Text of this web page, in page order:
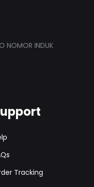
NOMOR INDUK
Tracking